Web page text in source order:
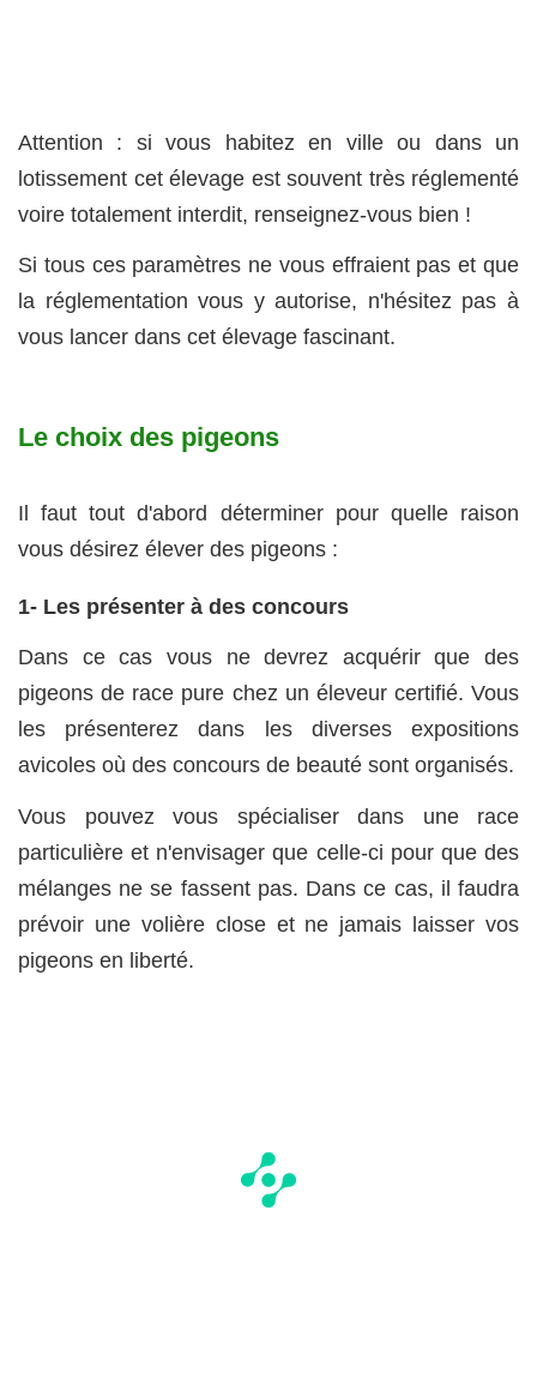
Attention : si vous habitez en ville ou dans un
lotissement cet élevage est souvent très réglementé
voire totalement interdit, renseignez-vous bien !
Si tous ces paramètres ne vous effraient pas et que
la réglementation vous y autorise, n'hésitez pas à
vous lancer dans cet élevage fascinant.
Le choix des pigeons
Il faut tout d'abord déterminer pour quelle raison
vous désirez élever des pigeons :
1- Les présenter à des concours
Dans ce cas vous ne devrez acquérir que des
pigeons de race pure chez un éleveur certifié. Vous
les présenterez dans les diverses expositions
avicoles où des concours de beauté sont organisés.
Vous pouvez vous spécialiser dans une race
particulière et n'envisager que celle-ci pour que des
mélanges ne se fassent pas. Dans ce cas, il faudra
prévoir une volière close et ne jamais laisser vos
pigeons en liberté.